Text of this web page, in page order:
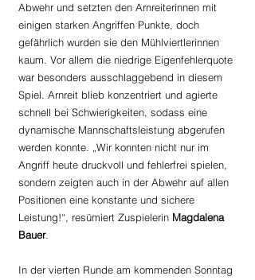
Abwehr und setzten den Arnreiterinnen mit
einigen starken Angriffen Punkte, doch
gefährlich wurden sie den Mühlviertlerinnen
kaum. Vor allem die niedrige Eigenfehlerquote
war besonders ausschlaggebend in diesem
Spiel. Arnreit blieb konzentriert und agierte
schnell bei Schwierigkeiten, sodass eine
dynamische Mannschaftsleistung abgerufen
werden konnte. „Wir konnten nicht nur im
Angriff heute druckvoll und fehlerfrei spielen,
sondern zeigten auch in der Abwehr auf allen
Positionen eine konstante und sichere
Leistung!“, resümiert Zuspielerin Magdalena
Bauer.
In der vierten Runde am kommenden Sonntag